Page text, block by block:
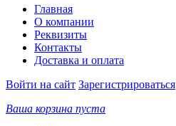
Главная
О компании
Реквизиты
Контакты
Доставка и оплата
Войти на сайт Зарегистрироваться
Ваша корзина пуста